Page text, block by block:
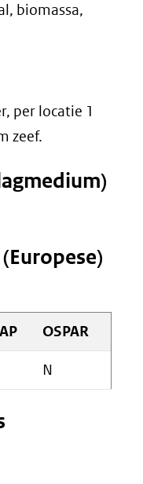
biomassa,
per locatie 1
zeef.
OSPAR
N